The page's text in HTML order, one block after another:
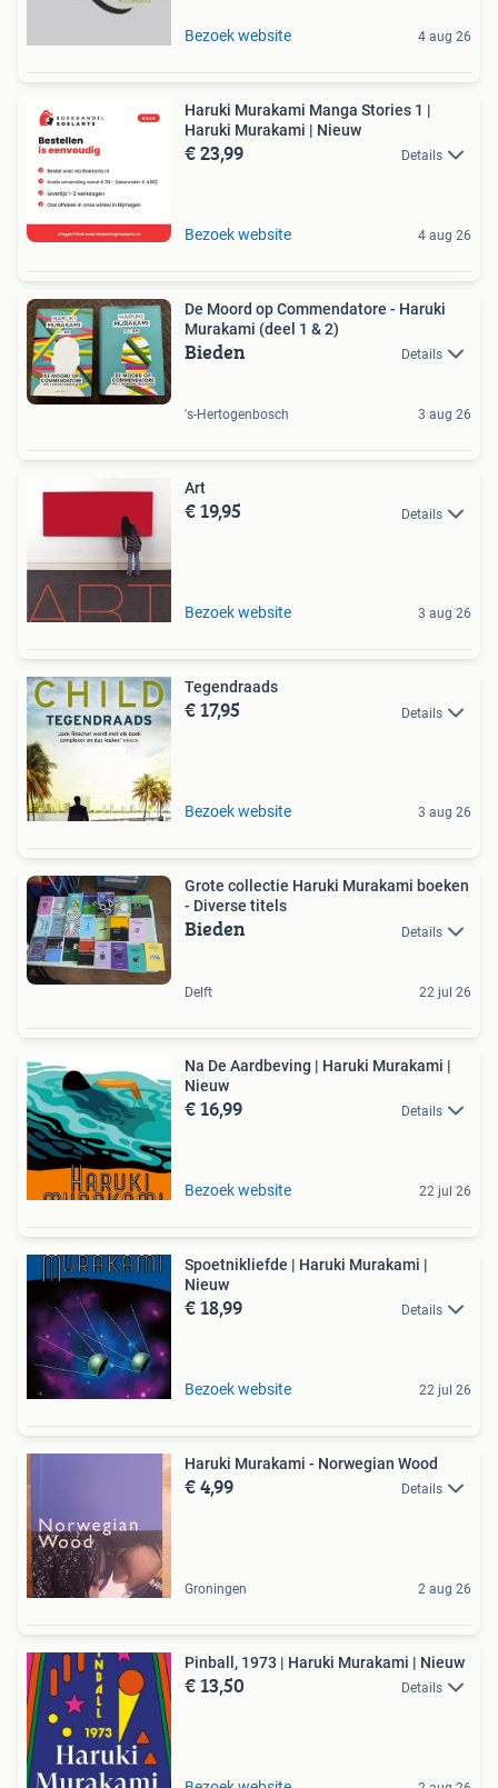
Bezoek website 4 aug 26
Haruki Murakami Manga Stories 1 |
Haruki Murakami | Nieuw
€ 23,99 Details
Bezoek website 4 aug 26
De Moord op Commendatore - Haruki
Murakami (deel 1 & 2)
Bieden Details
's-Hertogenbosch 3 aug 26
Art
€ 19,95 Details
Bezoek website 3 aug 26
Tegendraads
€ 17,95 Details
Bezoek website 3 aug 26
Grote collectie Haruki Murakami boeken
- Diverse titels
Bieden Details
Delft 22 jul 26
Na De Aardbeving | Haruki Murakami |
Nieuw
€ 16,99 Details
Bezoek website 22 jul 26
Spoetnikliefde | Haruki Murakami |
Nieuw
€ 18,99 Details
Bezoek website 22 jul 26
Haruki Murakami - Norwegian Wood
€ 4,99 Details
Groningen 2 aug 26
Pinball, 1973 | Haruki Murakami | Nieuw
€ 13,50 Details